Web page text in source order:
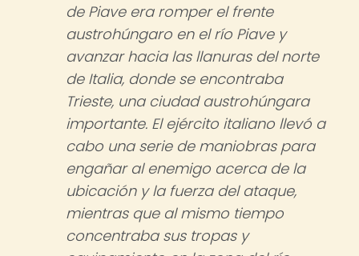
de Piave era romper el frente
austrohúngaro en el río Piave y
avanzar hacia las llanuras del norte
de Italia, donde se encontraba
Trieste, una ciudad austrohúngara
importante. El ejército italiano llevó a
cabo una serie de maniobras para
engañar al enemigo acerca de la
ubicación y la fuerza del ataque,
mientras que al mismo tiempo
concentraba sus tropas y